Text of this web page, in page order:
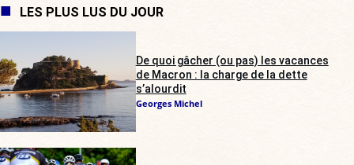
LES PLUS LUS DU JOUR
De quoi gâcher (ou pas) les vacances
de Macron : la charge de la dette
s’alourdit
Georges Michel